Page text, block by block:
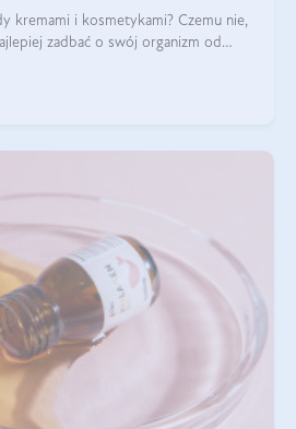
kremami i kosmetykami? Czemu nie,
zadbać o swój organizm od